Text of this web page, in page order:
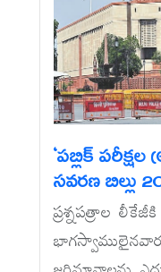
‘పబ్లిక్‌
సవరణ బిల్లు
ప్రశ్నపత్రాల